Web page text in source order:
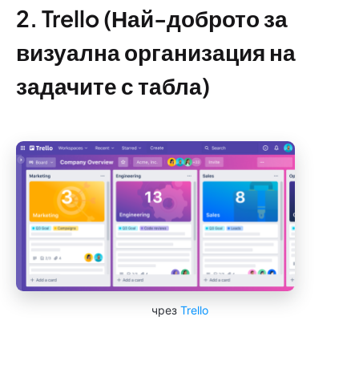
2. Trello (Най-доброто за
визуална организация на
задачите с табла)
чрез Trello